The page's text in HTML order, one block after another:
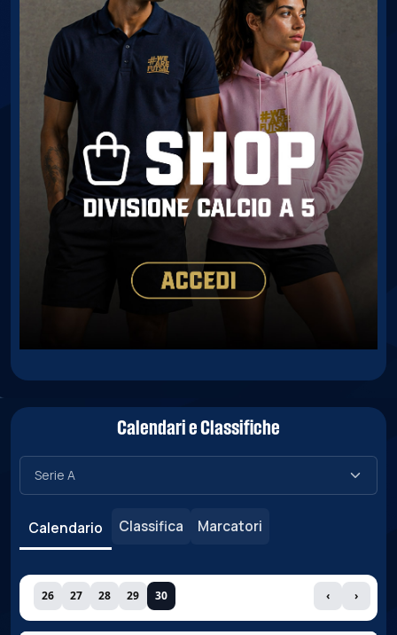
Calendari e Classifiche
Calendario Classifica Marcatori
26 27 28 29 30 ‹ ›